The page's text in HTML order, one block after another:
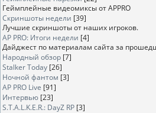
Геймплейные видеомиксы от APPRO
Скриншоты недели [39]
Лучшие скриншоты от наших игроков.
AP PRO: Итоги недели [4]
Дайджест по материалам сайта за
Народный обзор [7]
Stalker Today [26]
Ночной фантом [3]
AP PRO Live [91]
Интервью [23]
S.T.A.L.K.E.R.: DayZ RP [3]